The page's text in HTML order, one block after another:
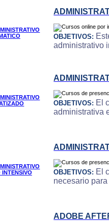
OBJETIVOS:
administrativo
OBJETIVOS: El
administrativa
OBJETIVOS: El
necesario
ADOBE